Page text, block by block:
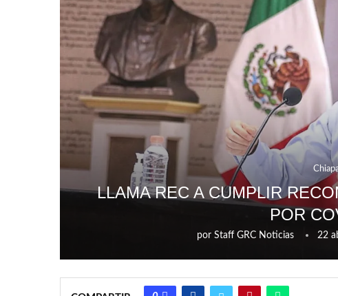
LLAMA REC A CUMPLIR
POR
por Staff GRC Noticias 22